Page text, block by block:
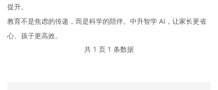
提升。
教育不是焦虑的传递，而是科学的陪伴。中升智学 AI，让家长更省
心、孩子更高效。
共 1 页 1 条数据